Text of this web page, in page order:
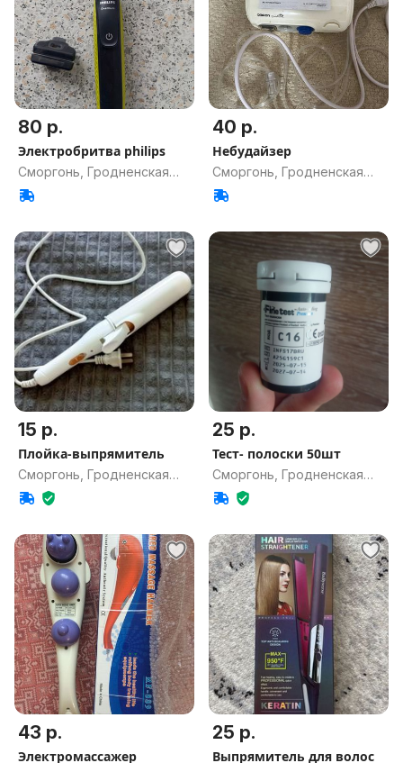
80 р.
Электробритва philips
Сморгонь, Гродненская
обл.
40 р.
Небудайзер
Сморгонь, Гродненская
обл.
15 р.
Плойка-выпрямитель
Сморгонь, Гродненская
обл.
25 р.
Тест- полоски 50шт
Сморгонь, Гродненская
обл.
43 р.
Электромассажер
25 р.
Выпрямитель для волос